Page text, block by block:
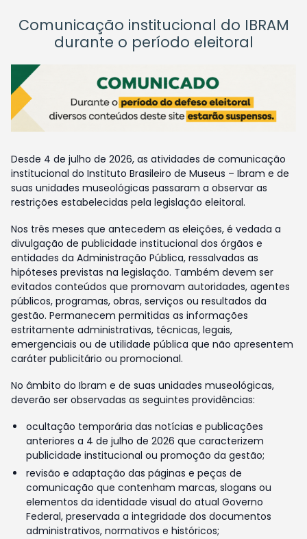
Comunicação institucional do IBRAM
durante o período eleitoral
Desde 4 de julho de 2026, as atividades de comunicação
institucional do Instituto Brasileiro de Museus – Ibram e de
suas unidades museológicas passaram a observar as
restrições estabelecidas pela legislação eleitoral.
Nos três meses que antecedem as eleições, é vedada a
divulgação de publicidade institucional dos órgãos e
entidades da Administração Pública, ressalvadas as
hipóteses previstas na legislação. Também devem ser
evitados conteúdos que promovam autoridades, agentes
públicos, programas, obras, serviços ou resultados da
gestão. Permanecem permitidas as informações
estritamente administrativas, técnicas, legais,
emergenciais ou de utilidade pública que não apresentem
caráter publicitário ou promocional.
No âmbito do Ibram e de suas unidades museológicas,
deverão ser observadas as seguintes providências:
ocultação temporária das notícias e publicações
anteriores a 4 de julho de 2026 que caracterizem
publicidade institucional ou promoção da gestão;
revisão e adaptação das páginas e peças de
comunicação que contenham marcas, slogans ou
elementos da identidade visual do atual Governo
Federal, preservada a integridade dos documentos
administrativos, normativos e históricos;